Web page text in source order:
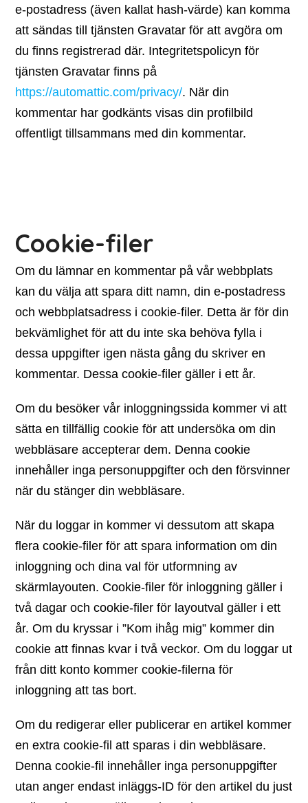
e-postadress (även kallat hash-värde) kan komma
att sändas till tjänsten Gravatar för att avgöra om
du finns registrerad där. Integritetspolicyn för
tjänsten Gravatar finns på
https://automattic.com/privacy/. När din
kommentar har godkänts visas din profilbild
offentligt tillsammans med din kommentar.
Cookie-filer
Om du lämnar en kommentar på vår webbplats
kan du välja att spara ditt namn, din e-postadress
och webbplatsadress i cookie-filer. Detta är för din
bekvämlighet för att du inte ska behöva fylla i
dessa uppgifter igen nästa gång du skriver en
kommentar. Dessa cookie-filer gäller i ett år.
Om du besöker vår inloggningssida kommer vi att
sätta en tillfällig cookie för att undersöka om din
webbläsare accepterar dem. Denna cookie
innehåller inga personuppgifter och den försvinner
när du stänger din webbläsare.
När du loggar in kommer vi dessutom att skapa
flera cookie-filer för att spara information om din
inloggning och dina val för utformning av
skärmlayouten. Cookie-filer för inloggning gäller i
två dagar och cookie-filer för layoutval gäller i ett
år. Om du kryssar i ”Kom ihåg mig” kommer din
cookie att finnas kvar i två veckor. Om du loggar ut
från ditt konto kommer cookie-filerna för
inloggning att tas bort.
Om du redigerar eller publicerar en artikel kommer
en extra cookie-fil att sparas i din webbläsare.
Denna cookie-fil innehåller inga personuppgifter
utan anger endast inläggs-ID för den artikel du just